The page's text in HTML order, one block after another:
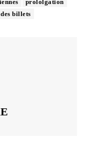
prololgation
billets